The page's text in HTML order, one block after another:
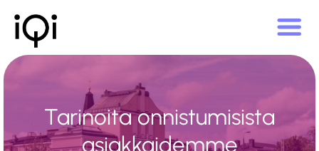
Tarinoita onnistumisista
asiakkaidemme